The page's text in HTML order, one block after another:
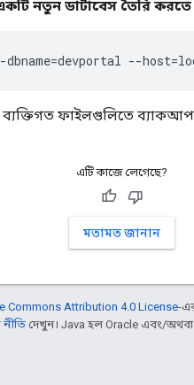
নতুন ডাটাবেস তৈরি করতে
--
ফাইলগুলিতে
এটি কাজে লেগেছে?
মতামত জানান
Commons Attribution 4.0 License-
দেখুন। Java হল Oracle এবং/অথবা